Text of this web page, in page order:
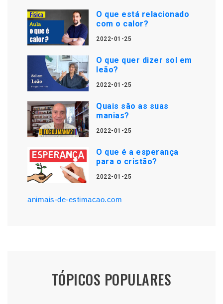
O que está relacionado
com o calor?
2022-01-25
O que quer dizer sol em
leão?
2022-01-25
Quais são as suas
manias?
2022-01-25
O que é a esperança
para o cristão?
2022-01-25
animais-de-estimacao.com
TÓPICOS POPULARES